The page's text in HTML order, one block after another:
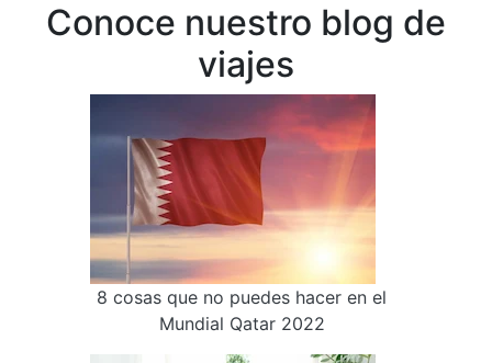
Conoce nuestro blog de
viajes
8 cosas que no puedes hacer en el
Mundial Qatar 2022